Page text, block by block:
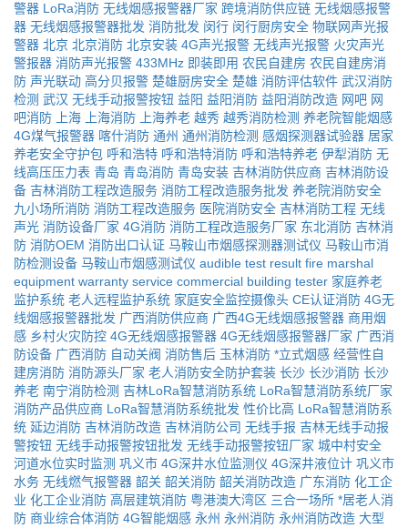
警器 LoRa消防 无线烟感报警器厂家 跨境消防供应链 无线烟感报警
器 无线烟感报警器批发 消防批发 闵行 闵行厨房安全 物联网声光报
警器 北京 北京消防 北京安装 4G声光报警 无线声光报警 火灾声光
警报器 消防声光报警 433MHz 即装即用 农民自建房 农民自建房消
防 声光联动 高分贝报警 楚雄厨房安全 楚雄 消防评估软件 武汉消防
检测 武汉 无线手动报警按钮 益阳 益阳消防 益阳消防改造 网吧 网
吧消防
上海 上海消防 上海养老 越秀 越秀消防检测 养老院智能烟感
4G煤气报警器 喀什消防 通州 通州消防检测 感烟探测器试验器 居家
养老安全守护包 呼和浩特 呼和浩特消防 呼和浩特养老 伊犁消防 无
线高压压力表 青岛 青岛消防 青岛安装 吉林消防供应商 吉林消防设
备 吉林消防工程改造服务 消防工程改造服务批发 养老院消防安全
九小场所消防 消防工程改造服务 医院消防安全 吉林消防工程 无线
声光 消防设备厂家 4G消防 消防工程改造服务厂家 东北消防 吉林消
防 消防OEM 消防出口认证 马鞍山市烟感探测器测试仪 马鞍山市消
防检测设备 马鞍山市烟感测试仪 audible test result fire marshal
equipment warranty service commercial building tester 家庭养老
监护系统 老人远程监护系统 家庭安全监控摄像头 CE认证消防 4G无
线烟感报警器批发 广西消防供应商 广西4G无线烟感报警器 商用烟
感 乡村火灾防控 4G无线烟感报警器 4G无线烟感报警器厂家 广西消
防设备 广西消防 自动关阀 消防售后 玉林消防 *立式烟感 经营性自
建房消防 消防源头厂家 老人消防安全防护套装 长沙 长沙消防 长沙
养老 南宁消防检测 吉林LoRa智慧消防系统 LoRa智慧消防系统厂家
消防产品供应商 LoRa智慧消防系统批发 性价比高 LoRa智慧消防系
统 延边消防 吉林消防改造 吉林消防公司 无线手报 吉林无线手动报
警按钮 无线手动报警按钮批发 无线手动报警按钮厂家 城中村安全
河道水位实时监测 巩义市 4G深井水位监测仪 4G深井液位计 巩义市
水务 无线燃气报警器 韶关 韶关消防 韶关消防改造 广东消防 化工企
业 化工企业消防 高层建筑消防 粤港澳大湾区 三合一场所 *居老人消
防 商业综合体消防 4G智能烟感 永州 永州消防 永州消防改造 大型